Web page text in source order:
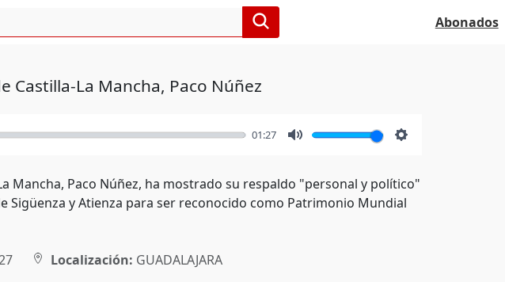
Abonados
Castilla-La Mancha, Paco Núñez
01:27
Mancha, Paco Núñez, ha mostrado su respaldo "personal y político"
Sigüenza y Atienza para ser reconocido como Patrimonio Mundial
Localización: GUADALAJARA